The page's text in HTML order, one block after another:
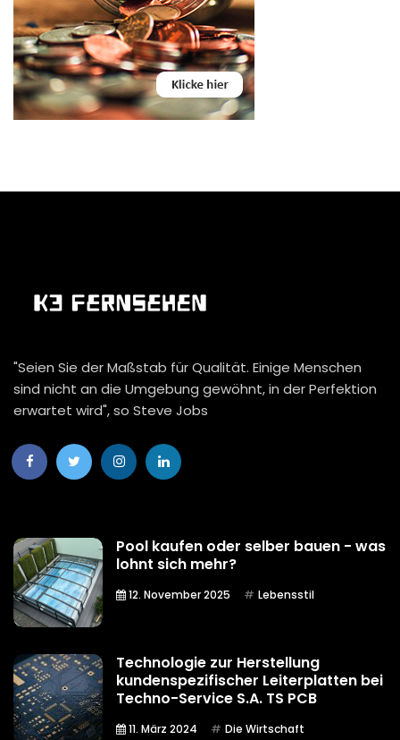
"Seien Sie der Maßstab für Qualität. Einige Menschen
sind nicht an die Umgebung gewöhnt, in der Perfektion
erwartet wird", so Steve Jobs
Pool kaufen oder selber bauen - was
lohnt sich mehr?
12. November 2025 Lebensstil
Technologie zur Herstellung
kundenspezifischer Leiterplatten bei
Techno-Service S.A. TS PCB
11. März 2024 Die Wirtschaft